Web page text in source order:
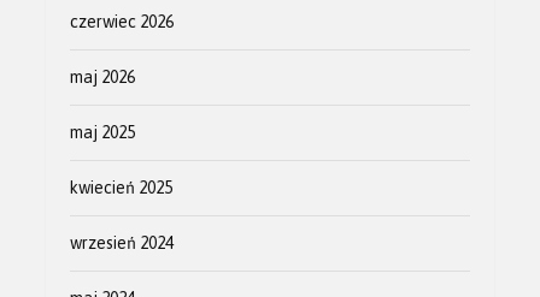
czerwiec 2026
maj 2026
maj 2025
kwiecień 2025
wrzesień 2024